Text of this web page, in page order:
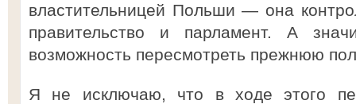
властительницей Польши — она
правительство и парламент. А
возможность пересмотреть прежнюю
Я не исключаю, что в ходе этого